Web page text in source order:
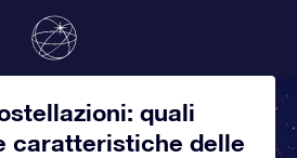
quali
caratteristiche delle